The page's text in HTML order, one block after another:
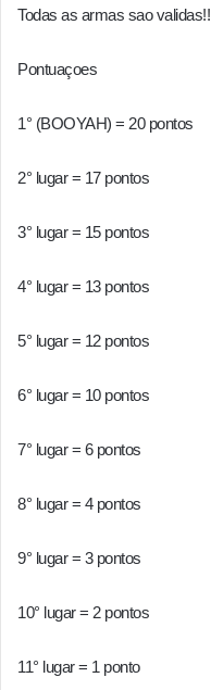
Todas as armas sao validas!!
Pontuaçoes
1° (BOOYAH) = 20 pontos
2° lugar = 17 pontos
3° lugar = 15 pontos
4° lugar = 13 pontos
5° lugar = 12 pontos
6° lugar = 10 pontos
7° lugar = 6 pontos
8° lugar = 4 pontos
9° lugar = 3 pontos
10° lugar = 2 pontos
11° lugar = 1 ponto